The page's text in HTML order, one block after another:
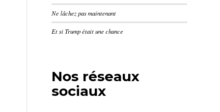
Ne lâchez pas maintenant
Et si Trump était une chance
Nos réseaux
sociaux